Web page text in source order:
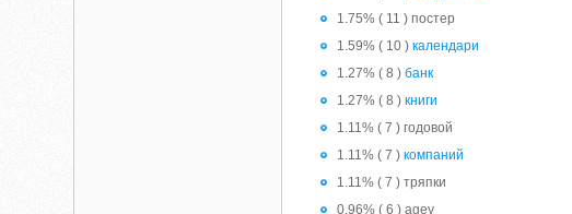
1.75% ( 11 ) постер
1.59% ( 10 )календари
1.27% ( 8 )банк
1.27% ( 8 )книги
1.11% ( 7 ) годовой
1.11% ( 7 )компаний
1.11% ( 7 ) тряпки
0.96% ( 6 ) agey